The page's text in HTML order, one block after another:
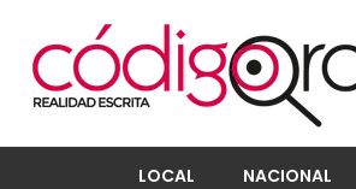
LOCAL NACIONAL